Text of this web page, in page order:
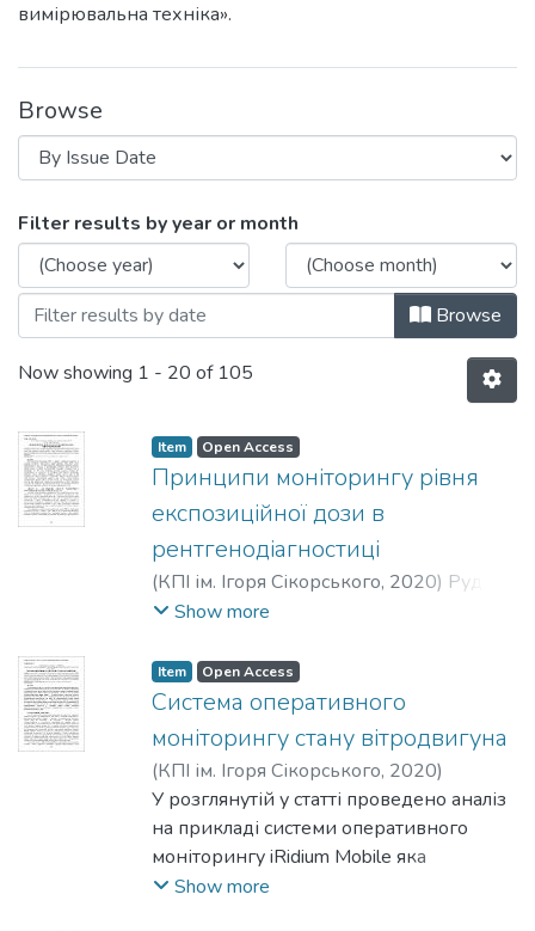
вимірювальна техніка».
Browse
Browsing Погляд у майбутнє
Filter results by year or month
Browse
Now showing 1 - 20 of 105
Item Open Access
Принципи моніторингу рівня
експозиційної дози в
рентгенодіагностиці
(КПІ ім. Ігоря Сікорського, 2020) Рудий,
О. Д.;Терещенко, М. Ф.
Show more
Item Open Access
Система оперативного
моніторингу стану вітродвигуна
(КПІ ім. Ігоря Сікорського, 2020)
Кирієнко, О. В.
У розглянутій у статті проведено аналіз
на прикладі системи оперативного
моніторингу iRidium Mobile яка
використовується для моніторингу
Show more